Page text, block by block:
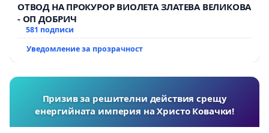
ОТВОД НА ПРОКУРОР ВИОЛЕТА ЗЛАТЕВА ВЕЛИКОВА
- ОП ДОБРИЧ
581 подписи
Уведомление за прозрачност
Призив за решителни действия срещу
енергийната империя на Христо Ковачки!